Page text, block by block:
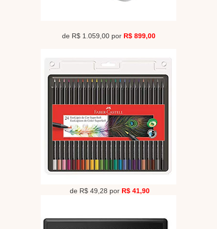
de R$ 1.059,00 por R$ 899,00
de R$ 49,28 por R$ 41,90